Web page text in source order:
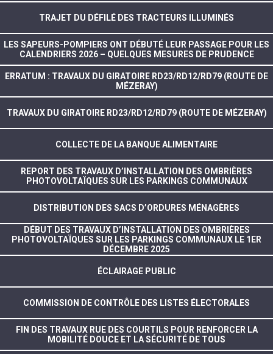
TRAJET DU DÉFILÉ DES TRACTEURS ILLUMINÉS
LES SAPEURS-POMPIERS ONT DÉBUTÉ LEUR PASSAGE POUR LES
CALENDRIERS 2026 – QUELQUES MESURES DE PRUDENCE
ERRATUM : TRAVAUX DU GIRATOIRE RD23/RD12/RD79 (ROUTE DE
MÉZERAY)
TRAVAUX DU GIRATOIRE RD23/RD12/RD79 (ROUTE DE MÉZERAY)
COLLECTE DE LA BANQUE ALIMENTAIRE
REPORT DES TRAVAUX D’INSTALLATION DES OMBRIÈRES
PHOTOVOLTAÏQUES SUR LES PARKINGS COMMUNAUX
DISTRIBUTION DES SACS D’ORDURES MÉNAGÈRES
DÉBUT DES TRAVAUX D’INSTALLATION DES OMBRIÈRES
PHOTOVOLTAÏQUES SUR LES PARKINGS COMMUNAUX LE 1ER
DÉCEMBRE 2025
ÉCLAIRAGE PUBLIC
COMMISSION DE CONTRÔLE DES LISTES ÉLECTORALES
FIN DES TRAVAUX RUE DES COURTILS POUR RENFORCER LA
MOBILITÉ DOUCE ET LA SÉCURITÉ DE TOUS